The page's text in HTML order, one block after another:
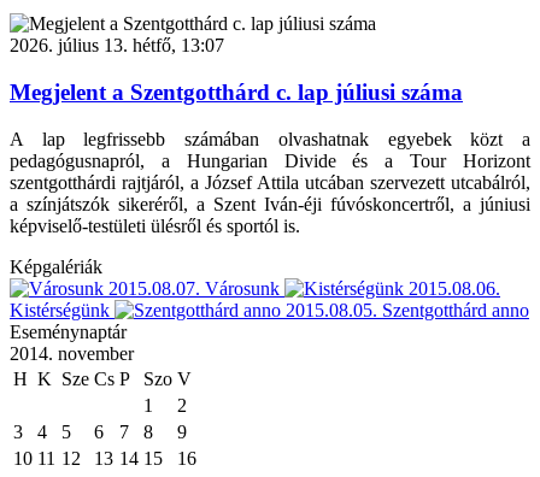
2026. július 13. hétfő, 13:07
Megjelent a Szentgotthárd c. lap júliusi száma
A lap legfrissebb számában olvashatnak egyebek közt a
pedagógusnapról, a Hungarian Divide és a Tour Horizont
szentgotthárdi rajtjáról, a József Attila utcában szervezett utcabálról,
a színjátszók sikeréről, a Szent Iván-éji fúvóskoncertről, a júniusi
képviselő-testületi ülésről és sportól is.
Képgalériák
2015.08.07. Városunk
2015.08.06.
Kistérségünk
2015.08.05. Szentgotthárd anno
Eseménynaptár
2014. november
H K Sze Cs P Szo V
1
2
3
4 5 6 7 8
9
10 11 12 13 14 15
16